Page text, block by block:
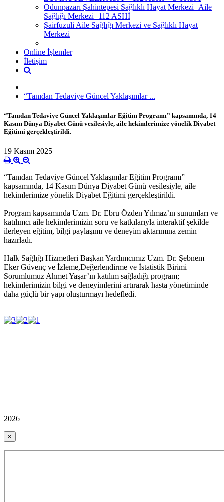
Odunpazarı Şahintepesi Sağlıklı Hayat Merkezi+Aile
Sağlığı Merkezi+112 ASHİ
Şairfuzuli Aile Sağlığı Merkezi ve Sağlıklı Hayat
Merkezi
Online İşlemler
İletişim
“Tanıdan Tedaviye Güncel Yaklaşımlar ...
“Tanıdan Tedaviye Güncel Yaklaşımlar Eğitim Programı” kapsamında, 14
Kasım Dünya Diyabet Günü vesilesiyle, aile hekimlerimize yönelik Diyabet
Eğitimi gerçekleştirildi.
19 Kasım 2025
“Tanıdan Tedaviye Güncel Yaklaşımlar Eğitim Programı”
kapsamında, 14 Kasım Dünya Diyabet Günü vesilesiyle, aile
hekimlerimize yönelik Diyabet Eğitimi gerçekleştirildi.
Program kapsamında Uzm. Dr. Ebru Özden Yılmaz’ın sunumları ve
katılımcı aile hekimlerimizin soru ve katkılarıyla interaktif şekilde
ilerleyen eğitim, bilgi paylaşımı ve deneyim aktarımına zemin
hazırladı.
Halk Sağlığı Hizmetleri Başkan Yardımcımız Uzm. Dr. Şebnem
Eker Güvenç ve İzleme,Değerlendirme ve İstatistik Birimi
Sorumlumuz Ahmet Yaşar’ın katılım sağladığı program;
hekimlerimizin bilgi ve deneyimlerini artırarak hasta yönetiminde
daha güçlü bir yapı oluşturmayı hedefledi.
2026
×